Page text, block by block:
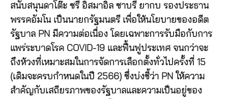
สนับสนุนดาโต๊ะ ซรี อิสมาอิล ซาบรี ยากบ รองประธาน
พรรคอัมโน เป็นนายกรัฐมนตรี เพื่อให้นโยบายของอดีต
รัฐบาล PN มีความต่อเนื่อง โดยเฉพาะการรับมือกับการ
แพร่ระบาดโรค COVID-19 และฟื้นฟูประเทศ จนกว่าจะ
ถึงห้วงที่เหมาะสมในการจัดการเลือกตั้งทั่วไปครั้งที่ 15
(เดิมจะครบกำหนดในปี 2566) ซึ่งบ่งชี้ว่า PN ให้ความ
สำคัญกับเสถียรภาพของรัฐบาลและความเป็นอยู่ของ